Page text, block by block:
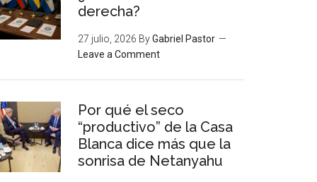
derecha?
27 julio, 2026 ByGabriel Pastor
Leave a Comment
Por qué el seco
“productivo” de la Casa
Blanca dice más que la
sonrisa de Netanyahu